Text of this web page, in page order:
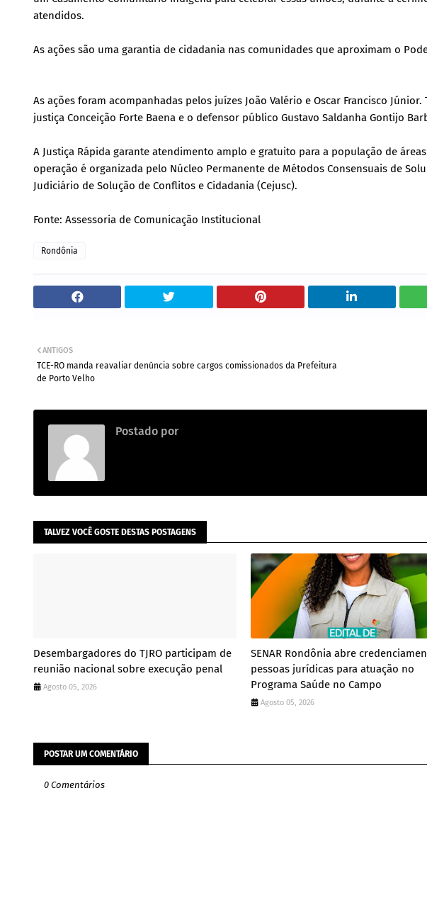
atendidos.
As ações são uma garantia de cidadania nas comunidades que aproximam o
As ações foram acompanhadas pelos juízes João Valério e Oscar Francisco
justiça Conceição Forte Baena e o defensor público Gustavo Saldanha Gontijo
A Justiça Rápida garante atendimento amplo e gratuito para a população de
operação é organizada pelo Núcleo Permanente de Métodos Consensuais de
Judiciário de Solução de Conflitos e Cidadania (Cejusc).
Fonte: Assessoria de Comunicação Institucional
Rondônia
ANTIGOS
TCE-RO manda reavaliar denúncia sobre cargos comissionados da Prefeitura
de Porto Velho
Postado por
TALVEZ VOCÊ GOSTE DESTAS POSTAGENS
Desembargadores do TJRO participam de
reunião nacional sobre execução penal
Agosto 05, 2026
SENAR Rondônia abre
pessoas jurídicas para atuação no
Programa Saúde no Campo
Agosto 05, 2026
POSTAR UM COMENTÁRIO
0 Comentários